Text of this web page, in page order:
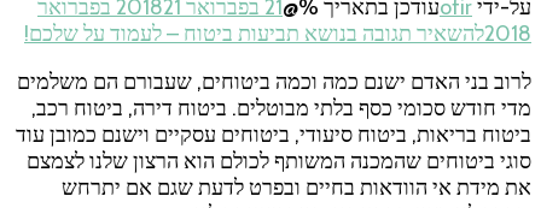
על-ידיofirעודכן בתאריך %@21 בפברואר 2018
21 בפברואר
2018להשאיר תגובה בנושא תביעות ביטוח – לעמוד על שלכם!
לרוב בני האדם ישנם כמה וכמה ביטוחים, שעבורם הם משלמים
מדי חודש סכומי כסף בלתי מבוטלים. ביטוח דירה, ביטוח רכב,
ביטוח בריאות, ביטוח סיעודי, ביטוחים עסקיים וישנם כמובן עוד
סוגי ביטוחים שהמכנה המשותף לכולם הוא הרצון שלנו לצמצם
את מידת אי הוודאות בחיים ובפרט לדעת שגם אם יתרחש